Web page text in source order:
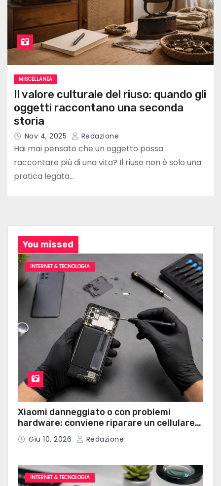
MISCELLANEA
Il valore culturale del riuso: quando gli
oggetti raccontano una seconda
storia
Nov 4, 2025 Redazione
Hai mai pensato che un oggetto possa
raccontare più di una vita? Il riuso non è solo una
pratica legata…
You missed
INTERNET & TECNOLOGIA
Xiaomi danneggiato o con problemi
hardware: conviene riparare un cellulare
Xiaomi?
Giu 10, 2026 Redazione
INTERNET & TECNOLOGIA